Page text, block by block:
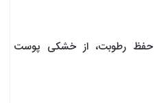
حفظ رطوبت، از خشکی پوست